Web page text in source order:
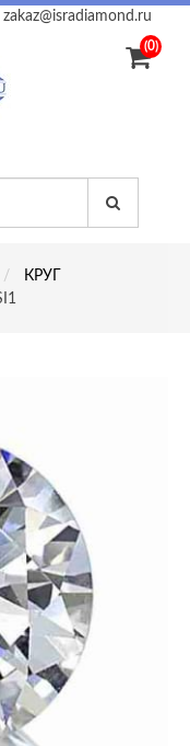
zakaz@isradiamond.ru
(0)
КРУГ